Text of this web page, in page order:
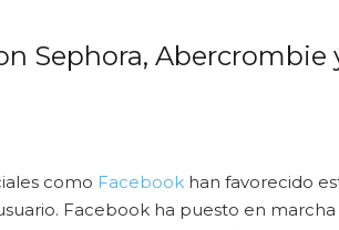
Sephora, Abercrombie
como Facebook han favorecido
Facebook ha puesto en marcha